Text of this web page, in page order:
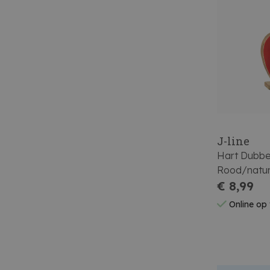
J-line
Hart
Rood/
€ 8,99
Online